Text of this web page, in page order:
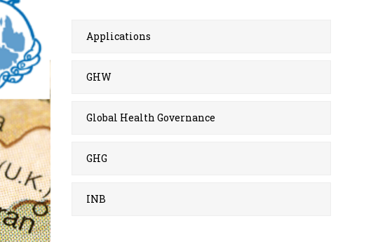
Applications
GHW
Global Health Governance
GHG
INB